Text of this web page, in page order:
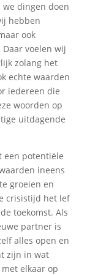
we dingen doen
hebben
ook
voelen wij
zolang het
echte waarden
iedereen die
woorden op
uitdagende
een potentiële
ineens
groeien en
crisistijd het lef
toekomst. Als
partner is
alles open en
zijn in wat
elkaar op